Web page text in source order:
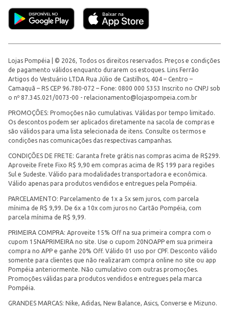
Lojas Pompéia | © 2026, Todos os direitos reservados. Preços e condições
de pagamento válidos enquanto durarem os estoques. Lins Ferrão
Artigos do Vestuário LTDA Rua Júlio de Castilhos, 404 – Centro –
Camaquã – RS CEP 96.780-072 – Fone: 0800 000 5353 Inscrito no CNPJ sob
o nº 87.345.021/0073-00 - relacionamento@lojaspompeia.com.br
PROMOÇÕES: Promoções não cumulativas. Válidas por tempo limitado.
Os descontos podem ser aplicados diretamente na sacola de compras e
são válidos para uma lista selecionada de itens. Consulte os termos e
condições nas comunicações das respectivas campanhas.
CONDIÇÕES DE FRETE: Garanta frete grátis nas compras acima de R$299.
Aproveite Frete Fixo R$ 9,90 em compras acima de R$ 199 para regiões
Sul e Sudeste. Válido para modalidades transportadora e econômica.
Válido apenas para produtos vendidos e entregues pela Pompéia.
PARCELAMENTO: Parcelamento de 1x a 5x sem juros, com parcela
mínima de R$ 9,99. De 6x a 10x com juros no Cartão Pompéia, com
parcela mínima de R$ 9,99.
PRIMEIRA COMPRA: Aproveite 15% Off na sua primeira compra com o
cupom 15NAPRIMEIRA no site. Use o cupom 20NOAPP em sua primeira
compra no APP e ganhe 20% Off. Válido 01 uso por CPF. Desconto válido
somente para clientes que não realizaram compra online no site ou app
Pompéia anteriormente. Não cumulativo com outras promoções.
Promoções válidas para produtos vendidos e entregues pela marca
Pompéia.
GRANDES MARCAS: Nike, Adidas, New Balance, Asics, Converse e Mizuno.